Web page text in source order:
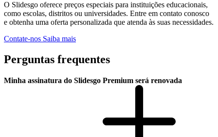
O Slidesgo oferece preços especiais para instituições educacionais,
como escolas, distritos ou universidades. Entre em contato conosco
e obtenha uma oferta personalizada que atenda às suas necessidades.
Contate-nos Saiba mais
Perguntas frequentes
Minha assinatura do Slidesgo Premium será renovada